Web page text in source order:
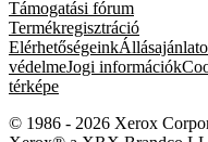
Támogatási fórum
Termékregisztráció
Elérhetőségeink
védelmeJogi információk
térképe
© 1986 - 2026 Xerox